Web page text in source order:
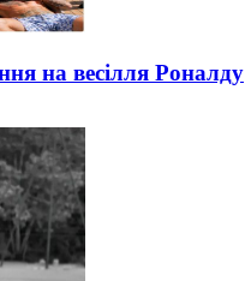
на весілля Роналду